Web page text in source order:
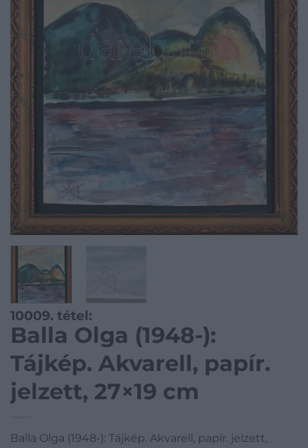
10009. tétel:
Balla Olga (1948-):
Tájkép. Akvarell, papír.
jelzett, 27×19 cm
Balla Olga (1948-): Tájkép. Akvarell, papír. jelzett,